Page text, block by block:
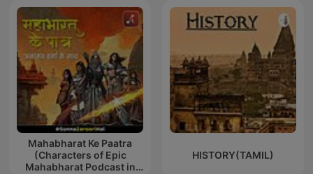
Mahabharat Ke Paatra
(Characters of Epic
Mahabharat Podcast in
HISTORY(TAMIL)